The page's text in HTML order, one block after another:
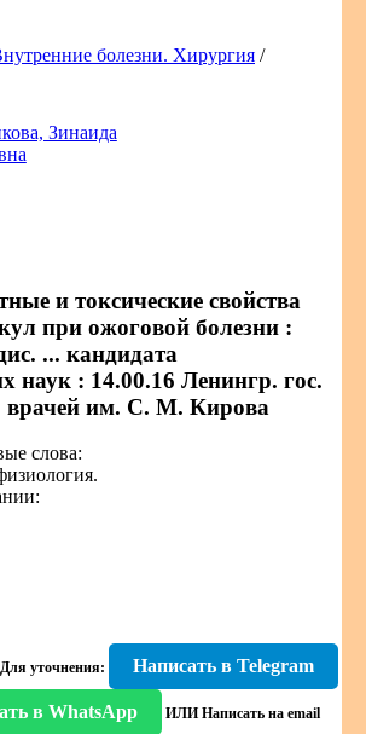
болезни. Хирургия /
Зинаида
и токсические свойства
при ожоговой болезни :
... кандидата
наук : 14.00.16 Ленингр. гос.
врачей им. С. М. Кирова
слова:
Для уточнения: Написать в Telegram
в WhatsApp ИЛИ Написать на email